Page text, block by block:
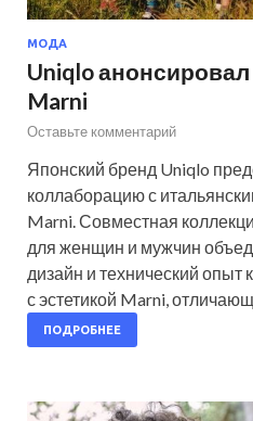
МОДА
Uniqlo
Marni
Оставьте комментарий
Японский бренд Uniqlo
коллаборацию с
Marni. Совместная
для женщин и мужчин
дизайн и технический
с эстетикой Marni,
ПОДРОБНЕЕ